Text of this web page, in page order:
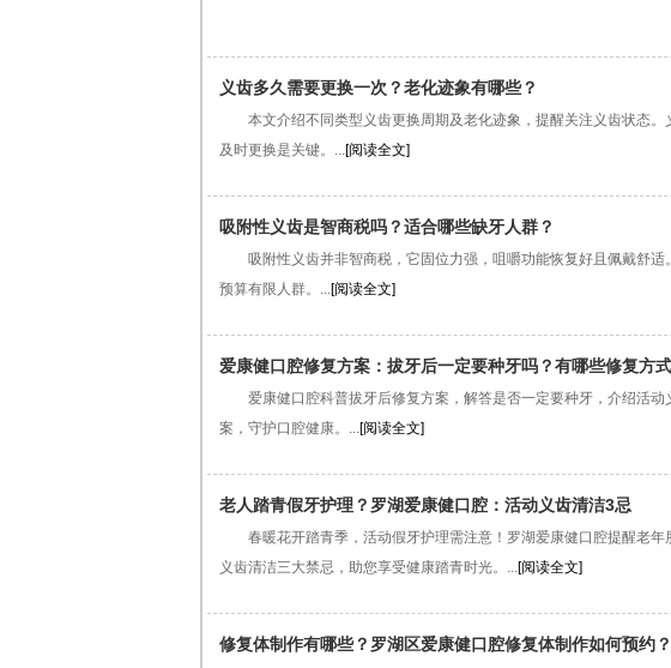
义齿多久需要更换一次？老化迹象有哪些？
本文介绍不同类型义齿更换周期及老化迹象，提醒关注义齿状态。
及时更换是关键。...[阅读全文]
吸附性义齿是智商税吗？适合哪些缺牙人群？
吸附性义齿并非智商税，它固位力强，咀嚼功能恢复好且佩戴舒适
预算有限人群。...[阅读全文]
爱康健口腔修复方案：拔牙后一定要种牙吗？有哪些修复方
爱康健口腔科普拔牙后修复方案，解答是否一定要种牙，介绍活动
案，守护口腔健康。...[阅读全文]
老人踏青假牙护理？罗湖爱康健口腔：活动义齿清洁3忌
春暖花开踏青季，活动假牙护理需注意！罗湖爱康健口腔提醒老年
义齿清洁三大禁忌，助您享受健康踏青时光。...[阅读全文]
修复体制作有哪些？罗湖区爱康健口腔修复体制作如何预约？